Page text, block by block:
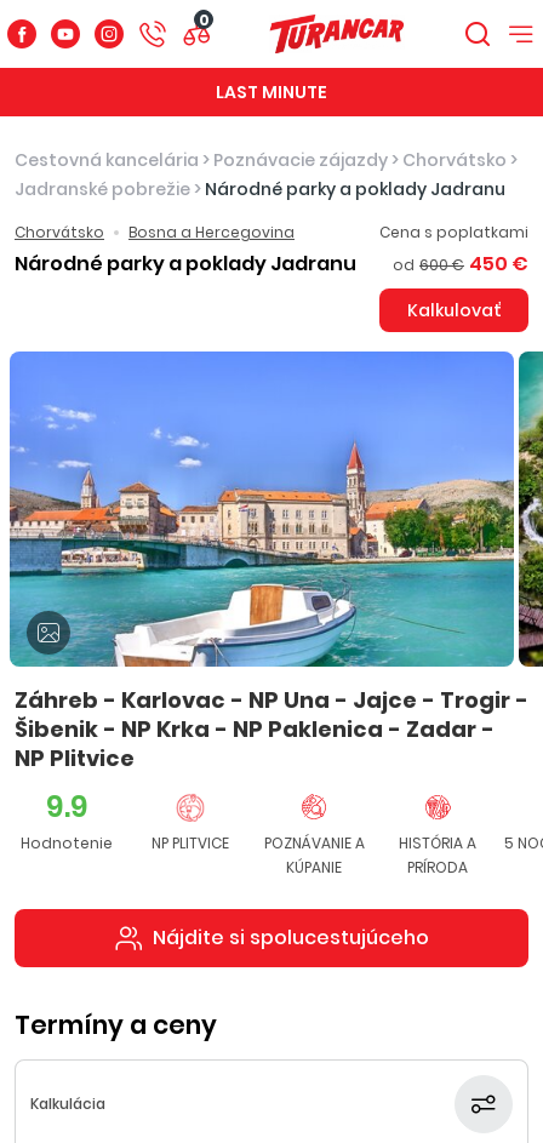
0
LAST MINUTE
Cestovná kancelária > Poznávacie zájazdy > Chorvátsko >
Jadranské pobrežie > Národné parky a poklady Jadranu
Chorvátsko Bosna a Hercegovina
Národné parky a poklady Jadranu
Cena s poplatkami
od 600 € 450 €
Kalkulovať
Záhreb - Karlovac - NP Una - Jajce - Trogir -
Šibenik - NP Krka - NP Paklenica - Zadar -
NP Plitvice
9.9
Hodnotenie NP PLITVICE
POZNÁVANIE A
KÚPANIE
HISTÓRIA A
PRÍRODA
5
Nájdite si spolucestujúceho
Termíny a ceny
Kalkulácia